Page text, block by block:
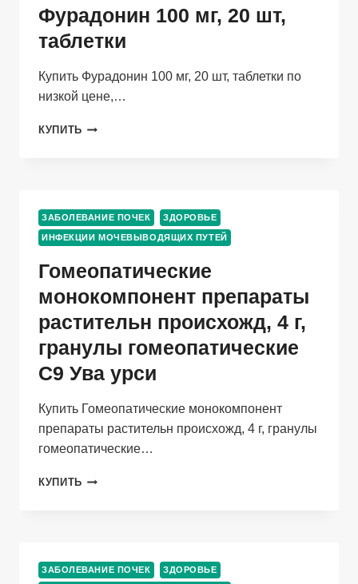
Фурадонин 100 мг, 20 шт,
таблетки
Купить Фурадонин 100 мг, 20 шт, таблетки по
низкой цене,…
КУПИТЬ ФУРАДОНИН
ЗАБОЛЕВАНИЕ ПОЧЕК ЗДОРОВЬЕ
ИНФЕКЦИИ МОЧЕВЫВОДЯЩИХ ПУТЕЙ
Гомеопатические
монокомпонент препараты
растительн происхожд, 4 г,
гранулы гомеопатические
C9 Ува урси
Купить Гомеопатические монокомпонент
препараты растительн происхожд, 4 г, гранулы
гомеопатические…
КУПИТЬ ГОМЕОПАТИЧЕСКИЕ
4
Г,
ЗАБОЛЕВАНИЕ ПОЧЕК ЗДОРОВЬЕ